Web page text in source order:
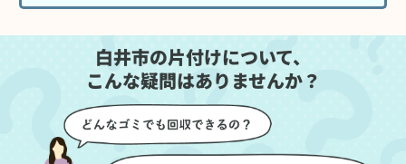
白井市の片付けについて、
こんな疑問はありませんか？